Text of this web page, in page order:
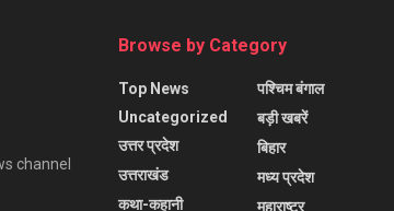
channel
Browse by Category
Top News
Uncategorized
उत्तर प्रदेश
उत्तराखंड
कथा-कहानी
पश्चिम बंगाल
बड़ी खबरें
बिहार
मध्य प्रदेश
महाराष्ट्र